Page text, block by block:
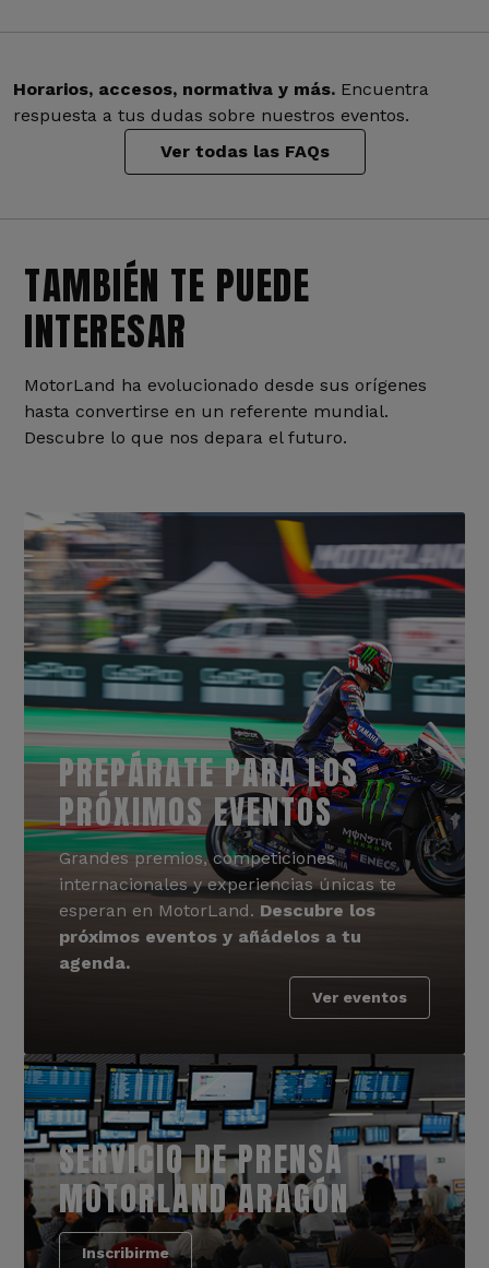
Horarios, accesos, normativa y más. Encuentra
respuesta a tus dudas sobre nuestros eventos.
Ver todas las FAQs
TAMBIÉN TE PUEDE
INTERESAR
MotorLand ha evolucionado desde sus orígenes
hasta convertirse en un referente mundial.
Descubre lo que nos depara el futuro.
PREPÁRATE PARA LOS
PRÓXIMOS EVENTOS
Grandes premios, competiciones
internacionales y experiencias únicas te
esperan en MotorLand. Descubre los
próximos eventos y añádelos a tu
agenda.
Ver eventos
SERVICIO DE PRENSA
MOTORLAND ARAGÓN
Inscribirme